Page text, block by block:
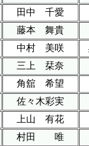
田中 千愛
藤本 舞貴
中村 美咲
三上 栞奈
角舘 希望
佐々木彩実
上山 有花
村田 唯